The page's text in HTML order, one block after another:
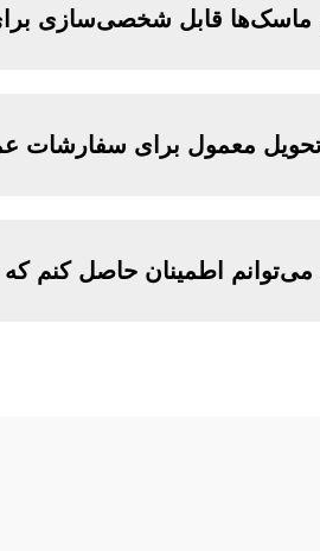
ماسک‌ها قابل شخصی‌سازی
معمول برای سفارشات
می‌توانم اطمینان حاصل کنم